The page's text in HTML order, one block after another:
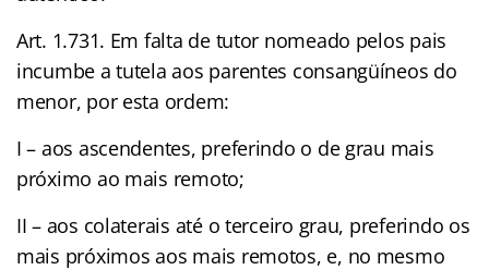
Art. 1.731. Em falta de tutor nomeado pelos pais
incumbe a tutela aos parentes consangüíneos do
menor, por esta ordem:
I – aos ascendentes, preferindo o de grau mais
próximo ao mais remoto;
II – aos colaterais até o terceiro grau, preferindo os
mais próximos aos mais remotos, e, no mesmo